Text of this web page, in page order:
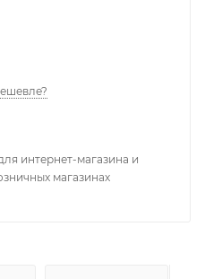
интернет-магазина и
магазинах